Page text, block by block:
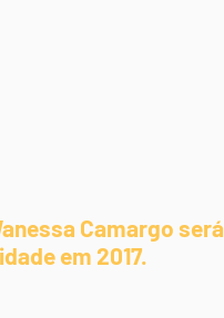
Camargo será
em 2017.